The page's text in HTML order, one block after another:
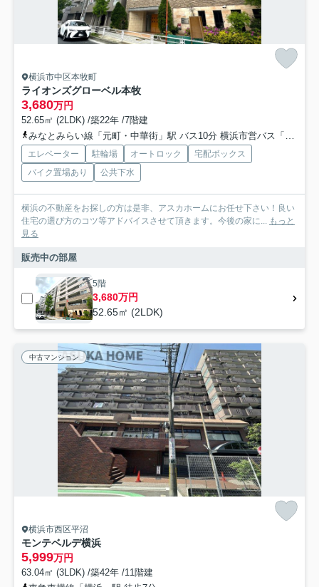
横浜市中区本牧町
ライオンズグローベル本牧
3,680万円
52.65㎡ (2LDK) /築22年 /7階建
みなとみらい線「元町・中華街」駅 バス10分 横浜市営バス「小港」 停歩6分
エレベーター 駐輪場 オートロック
宅配ボックス
バイク置場あり
公共下水
横浜の不動産をお探しの方は是非、アスカホームにお任せ下さい！良い
住宅の選び方のコツ等アドバイスさせて頂きます。今後の家に... もっと
見る
販売中の部屋
5階
3,680万円
52.65㎡ (2LDK)
中古マンション
横浜市西区平沼
モンテベルデ横浜
5,999万円
63.04㎡ (3LDK) /築42年 /11階建